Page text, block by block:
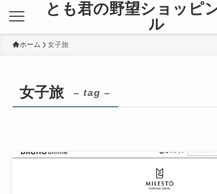
とも君の野望ショッピ
ル
ホーム 女子旅
女子旅 – tag –